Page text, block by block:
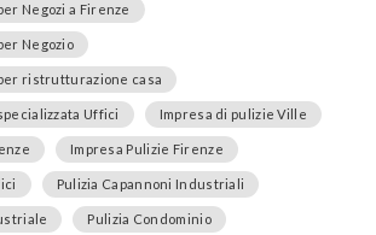
Negozi a Firenze
Negozio
ristrutturazione casa
Uffici Impresa di pulizie Ville
Impresa Pulizie Firenze
Pulizia Capannoni Industriali
Pulizia Condominio